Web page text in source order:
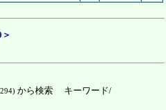
から検索 キーワード/